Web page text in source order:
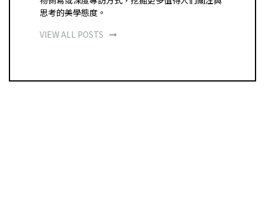
思考的美學態度。
VIEW ALL POSTS